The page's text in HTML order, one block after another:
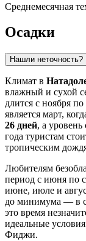
Среднемесячная
Осадки
Нашли неточность?
Климат в
влажный и сухой
длится с ноября
является март,
26 дней, а уровень
года туристам
тропическим
Любителям
период с июня по
июне, июле и
до минимума — в
это время
идеальные
Фиджи.